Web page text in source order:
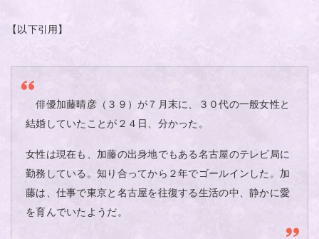
【以下引用】
俳優加藤晴彦（３９）が７月末に、３０代の一般女性と
結婚していたことが２４日、分かった。
女性は現在も、加藤の出身地でもある名古屋のテレビ局に
勤務している。知り合ってから２年でゴールインした。加
藤は、仕事で東京と名古屋を往復する生活の中、静かに愛
を育んでいたようだ。